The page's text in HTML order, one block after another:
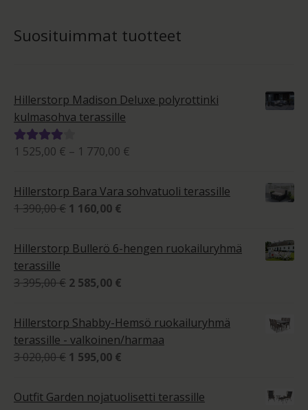
Suosituimmat tuotteet
Hillerstorp Madison Deluxe polyrottinki
kulmasohva terassille
Arvostelu
4.00
1 525,00 € – 1 770,00 €
525,00 €
Hillerstorp Bara Vara sohvatuoli terassille
1 390,00€ Alkuperäinen
oli:
390,00 €.
1 160,00 €
on:
Hillerstorp Bullerö 6-hengen ruokailuryhmä
terassille
3 395,00€ Alkuperäinen
oli:
395,00 €.
2 585,00 €
on:
2
Hillerstorp Shabby-Hemsö ruokailuryhmä
terassille - valkoinen/harmaa
3 020,00€ Alkuperäinen
oli:
1 595,00 €
on:
Outfit Garden nojatuolisetti terassille